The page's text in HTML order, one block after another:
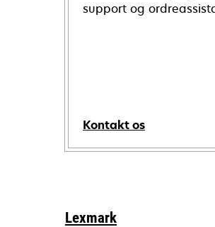
support og
Kontakt os
Lexmark